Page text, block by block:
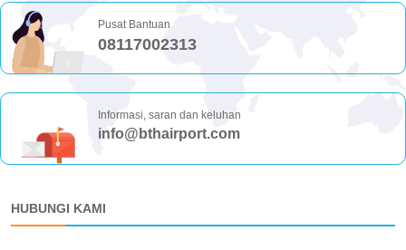
Pusat Bantuan
08117002313
Informasi, saran dan keluhan
info@bthairport.com
HUBUNGI KAMI